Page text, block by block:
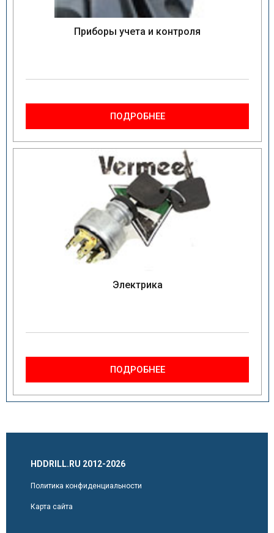
Приборы учета и контроля
ПОДРОБНЕЕ
Электрика
ПОДРОБНЕЕ
HDDRILL.RU 2012-2026
Политика конфиденциальности
Карта сайта